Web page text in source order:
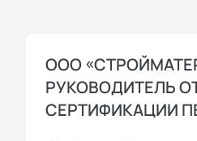
ООО
РУКОВОДИТЕЛЬ
СЕРТИФИКАЦИИ